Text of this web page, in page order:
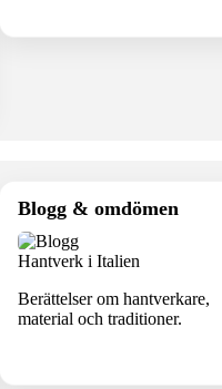
Blogg & omdömen
Hantverk i Italien
Berättelser om hantverkare,
material och traditioner.